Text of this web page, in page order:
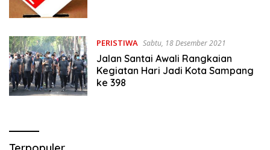
PERISTIWA Sabtu, 18 Desember 2021
Jalan Santai Awali Rangkaian
Kegiatan Hari Jadi Kota Sampang
ke 398